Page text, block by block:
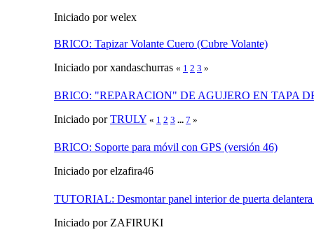
Iniciado por welex
BRICO: Tapizar Volante Cuero (Cubre Volante)
Iniciado por xandaschurras « 1 2 3 »
BRICO: "REPARACION" DE AGUJERO EN TAPA
Iniciado porTRULY « 1 2 3 ... 7 »
BRICO: Soporte para móvil con GPS (versión 46)
Iniciado por elzafira46
TUTORIAL: Desmontar panel interior de puerta
Iniciado por ZAFIRUKI